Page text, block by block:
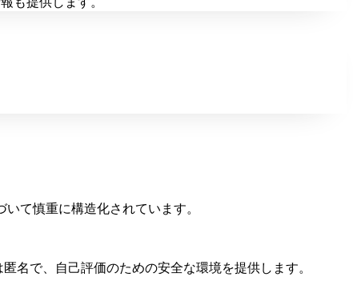
て慎重に構造化されています。
名で、自己評価のための安全な環境を提供します。